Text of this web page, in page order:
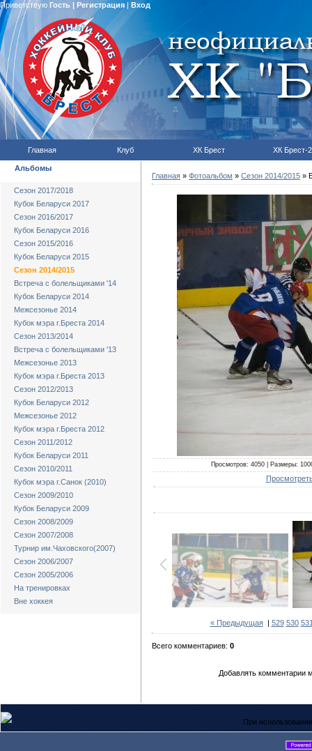
Приветствую Гость | Регистрация| Вход
Главная Клуб ХК Брест ХК Брест-2
Альбомы
Сезон 2017/2018
Кубок Беларуси 2017
Сезон 2016/2017
Кубок Беларуси 2016
Сезон 2015/2016
Кубок Беларуси 2015
Сезон 2014/2015
Встреча с болельщиками '14
Кубок Беларуси 2014
Межсезонье 2014
Кубок мэра г.Бреста 2014
Сезон 2013/2014
Встреча с болельщиками '13
Межсезонье 2013
Кубок мэра г.Бреста 2013
Сезон 2012/2013
Кубок Беларуси 2012
Межсезонье 2012
Кубок мэра г.Бреста 2012
Сезон 2011/2012
Кубок Беларуси 2011
Сезон 2010/2011
Кубок мэра г.Санок (2010)
Сезон 2009/2010
Кубок Беларуси 2009
Сезон 2008/2009
Сезон 2007/2008
Турнир им.Чаховского(2007)
Сезон 2006/2007
Сезон 2005/2006
На тренировках
Вне хоккея
Главная » Фотоальбом » Сезон 2014/2015 »
Просмотров: 4050 | Размеры:
« Предыдущая| 529 530
Всего комментариев: 0
Добавлять комментарии
При